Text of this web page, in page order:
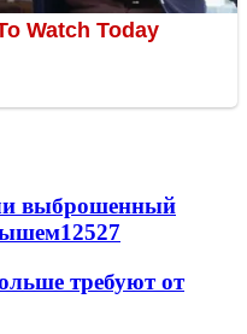
выброшенный
12527
требуют от